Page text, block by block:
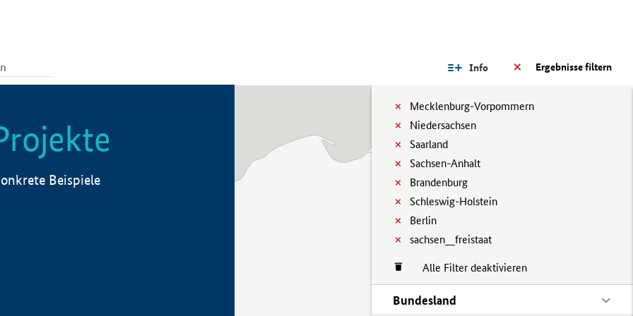
Ergebnisse filtern
Info
Mecklenburg-Vorpommern
Niedersachsen
Saarland
Sachsen-Anhalt
Brandenburg
Schleswig-Holstein
Berlin
sachsen__freistaat
Alle Filter deaktivieren
Bundesland
Beispiele